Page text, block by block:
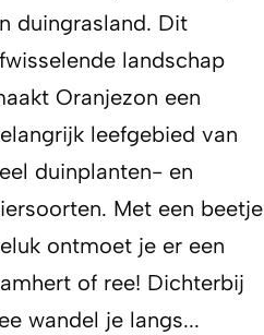
duingrasland. Dit
landschap
Oranjezon een
leefgebied van
duinplanten- en
Met een beetje
ontmoet je er een
of ree! Dichterbij
wandel je langs...